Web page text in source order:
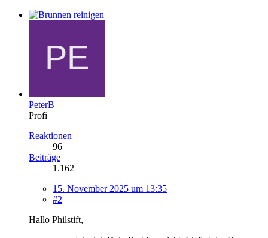
PeterB
Profi
Reaktionen
96
Beiträge
1.162
15. November 2025 um 13:35
#2
Hallo Philstift,